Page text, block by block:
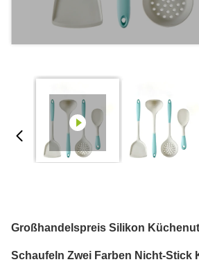
Großhandelspreis Silikon
Schaufeln Zwei Farben Nicht-Stick